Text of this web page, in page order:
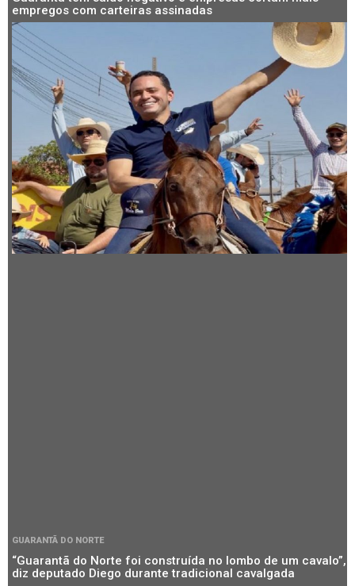
empregos com carteiras assinadas
GUARANTÃ DO NORTE
“Guarantã do Norte foi construída no lombo de um cavalo”,
diz deputado Diego durante tradicional cavalgada